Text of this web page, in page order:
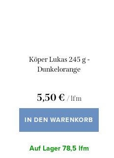
Köper Lukas 245 g -
Dunkelorange
5,50 € / lfm
IN DEN WARENKORB
Auf Lager78,5 lfm